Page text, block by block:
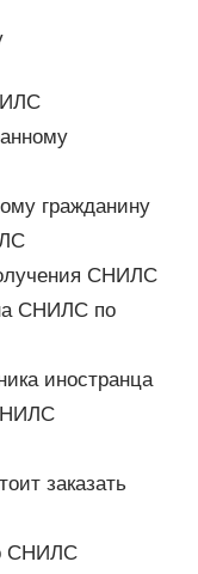
гражданину
СНИЛС
СНИЛС по
иностранца
заказать
СНИЛС